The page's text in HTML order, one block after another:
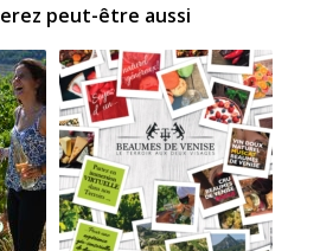
peut-être aussi